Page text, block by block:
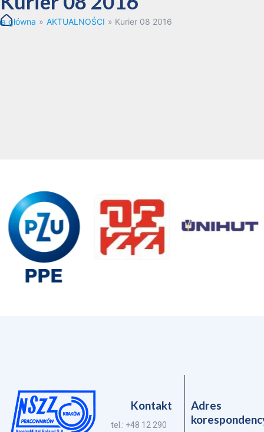
główna » AKTUALNOŚCI » Kurier 08 2016
Kontakt
tel.: +48 12 290
Adres